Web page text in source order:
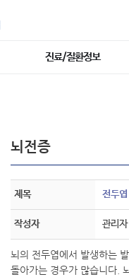
진료/질환정보
뇌전증
제목 전두
작성자 관리자
뇌의 전두엽에서 발생하는
돌아가는 경우가 많습니다.